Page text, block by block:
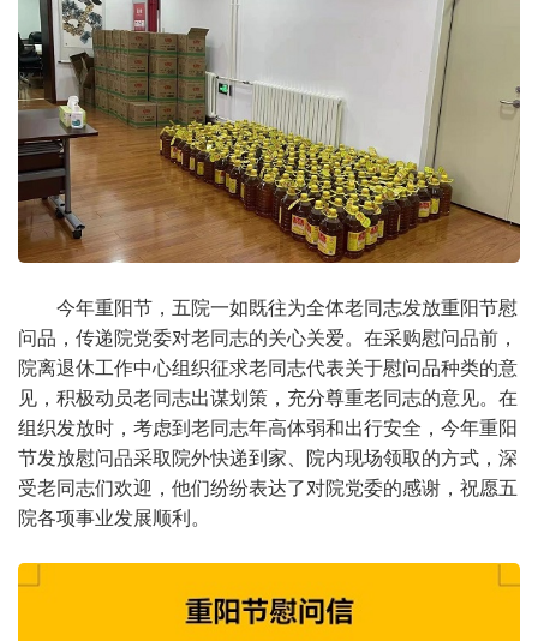
今年重阳节，五院一如既往为全体老同志发放重阳节慰
问品，传递院党委对老同志的关心关爱。在采购慰问品前，
院离退休工作中心组织征求老同志代表关于慰问品种类的意
见，积极动员老同志出谋划策，充分尊重老同志的意见。在
组织发放时，考虑到老同志年高体弱和出行安全，今年重阳
节发放慰问品采取院外快递到家、院内现场领取的方式，深
受老同志们欢迎，他们纷纷表达了对院党委的感谢，祝愿五
院各项事业发展顺利。